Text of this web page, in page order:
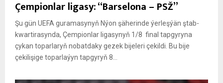
Çempionlar ligasy: “Barselona – PSŽ”
Şu gün UEFA guramasynyň Nýon şäherinde ýerleşýän ştab-
kwartirasynda, Çempionlar ligasynyň 1/8 final tapgyryna
çykan toparlaryň nobatdaky gezek bijeleri çekildi. Bu bije
çekilişige toparlaýyn tapgyryň 8...